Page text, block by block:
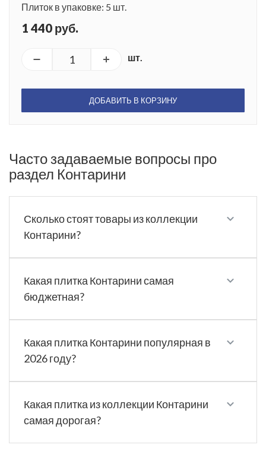
Плиток в упаковке: 5 шт.
1 440 руб.
шт.
ДОБАВИТЬ В КОРЗИНУ
Часто задаваемые вопросы про
раздел Контарини
Сколько стоят товары из коллекции
Контарини?
Какая плитка Контарини самая
бюджетная?
Какая плитка Контарини популярная в
2026 году?
Какая плитка из коллекции Контарини
самая дорогая?